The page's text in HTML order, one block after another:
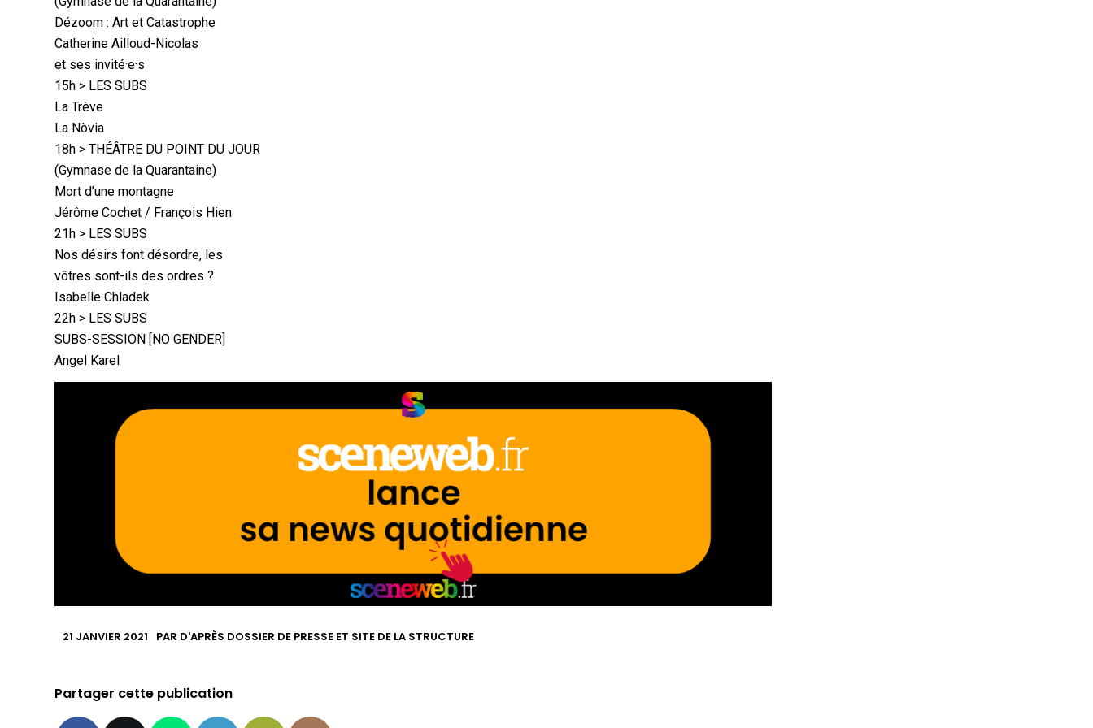
Dézoom : Art et Catastrophe
Catherine Ailloud-Nicolas
et ses invité·e·s
15h > LES SUBS
La Trève
La Nòvia
18h > THÉÂTRE DU POINT DU JOUR
(Gymnase de la Quarantaine)
Mort d’une montagne
Jérôme Cochet / François Hien
21h > LES SUBS
Nos désirs font désordre, les
vôtres sont-ils des ordres ?
Isabelle Chladek
22h > LES SUBS
SUBS-SESSION [NO GENDER]
Angel Karel
21 JANVIER 2021 PAR D'APRÈS DOSSIER DE PRESSE ET SITE DE LA STRUCTURE
Partager cette publication